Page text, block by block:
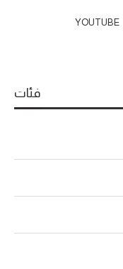
YOUTUBE
فئات